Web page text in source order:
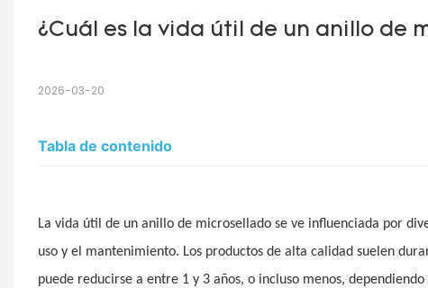
¿Cuál es la vida útil de un anillo de
2026-03-20
Tabla de contenido
La vida útil de un anillo de microsellado se ve influenciada por
uso y el mantenimiento. Los productos de alta calidad suelen
puede reducirse a entre 1 y 3 años, o incluso menos,